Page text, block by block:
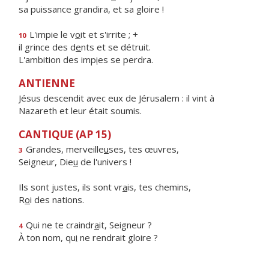
sa puissance grandira, et sa gloire !
10 L'impie le voit et s'irrite ; +
il grince des dents et se détruit.
L'ambition des impies se perdra.
ANTIENNE
Jésus descendit avec eux de Jérusalem : il vint à
Nazareth et leur était soumis.
CANTIQUE (AP 15)
3 Grandes, merveilleuses, tes œuvres,
Seigneur, Dieu de l'univers !
Ils sont justes, ils sont vrais, tes chemins,
Roi des nations.
4 Qui ne te craindrait, Seigneur ?
À ton nom, qui ne rendrait gloire ?